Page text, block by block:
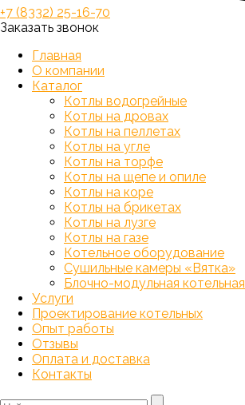
+7 (8332) 25-16-70
Заказать звонок
Главная
О компании
Каталог
Котлы водогрейные
Котлы на дровах
Котлы на пеллетах
Котлы на угле
Котлы на торфе
Котлы на щепе и опиле
Котлы на коре
Котлы на брикетах
Котлы на лузге
Котлы на газе
Котельное оборудование
Сушильные камеры «Вятка»
Блочно-модульная котельная
Услуги
Проектирование котельных
Опыт работы
Отзывы
Оплата и доставка
Контакты